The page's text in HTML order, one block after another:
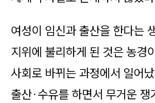
여성이 임신과 출산을 한다는
지위에 불리하게 된 것은 농경
사회로 바뀌는 과정에서 일어
출산·수유를 하면서 무거운 쟁